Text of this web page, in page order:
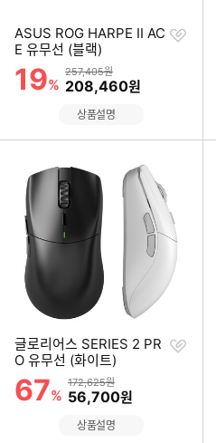
ASUS ROG HARPE II AC
E 유무선 (블랙)
할인률
19%
상품금액
257,405원
할인금액
208,460원
찜
상품설명
글로리어스 SERIES 2 PR
O 유무선 (화이트)
할인률
67%
상품금액
172,625원
할인금액
56,700원
찜
상품설명